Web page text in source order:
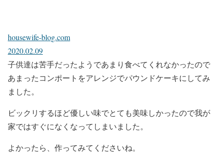
housewife-blog.com
2020.02.09
子供達は苦手だったようであまり食べてくれなかったので
あまったコンポートをアレンジでパウンドケーキにしてみ
ました。
ビックリするほど優しい味でとても美味しかったので我が
家ではすぐになくなってしまいました。
よかったら、作ってみてくださいね。